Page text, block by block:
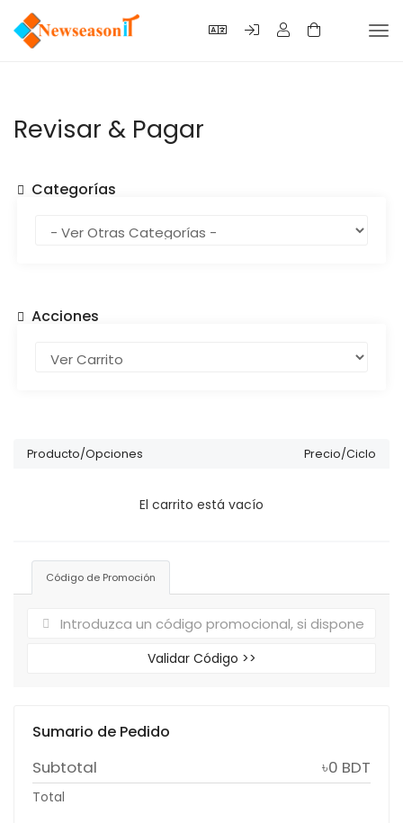
Revisar & Pagar
Categorías
Acciones
Producto/Opciones Precio/Ciclo
El carrito está vacío
Código de Promoción
Validar Código >>
Sumario de Pedido
Subtotal ৳0 BDT
Total